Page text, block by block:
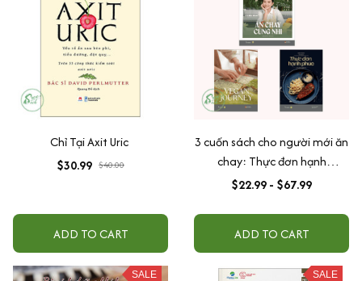
Chỉ Tại Axit Uric
$30.99 $40.00
ADD TO CART
3 cuốn sách cho người mới ăn
chay: Thực đơn hạnh
phúc/Vegan Journey/Ăn chay
$22.99 - $67.99
ADD TO CART
SALE SALE